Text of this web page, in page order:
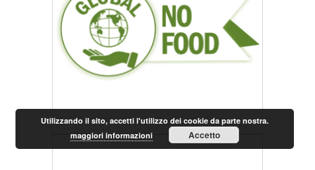
Utilizzando il sito, accetti l'utilizzo dei cookie da parte nostra.
maggiori informazioni
Accetto